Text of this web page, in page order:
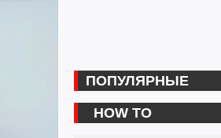
ПОПУЛЯРНЫЕ
HOW TO